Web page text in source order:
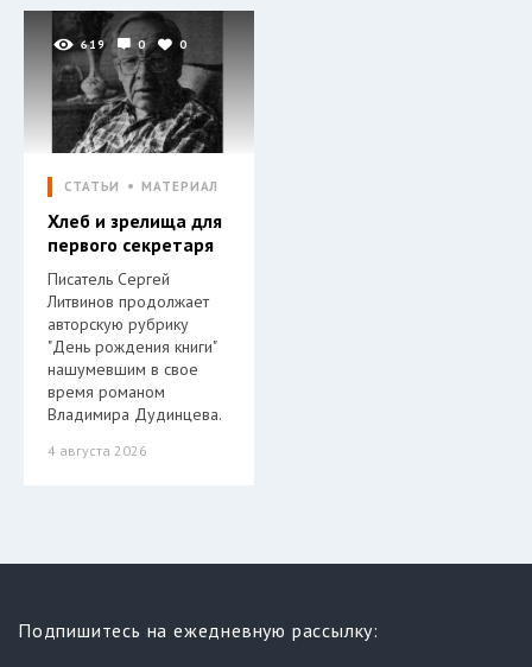
619 0 0
СТАТЬИ МАТЕРИАЛ
Хлеб и зрелища для
первого секретаря
Писатель Сергей
Литвинов продолжает
авторскую рубрику
"День рождения книги"
нашумевшим в свое
время романом
Владимира Дудинцева.
4 августа 2026
Подпишитесь на ежедневную рассылку: